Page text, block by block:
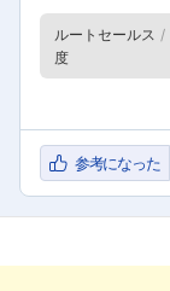
ルートセールス
度
参考になった